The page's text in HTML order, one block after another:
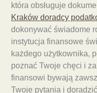
która obsługuje
Kraków doradcy
dokonywać świadome
instytucja finansowe
każdego użytkownika,
poznać Twoje chęci i
finansowi bywają
Twoje pytania i